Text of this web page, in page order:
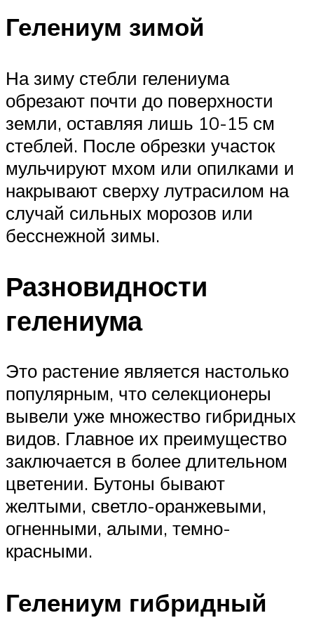
Гелениум зимой
На зиму стебли гелениума
обрезают почти до поверхности
земли, оставляя лишь 10-15 см
стеблей. После обрезки участок
мульчируют мхом или опилками и
накрывают сверху лутрасилом на
случай сильных морозов или
бесснежной зимы.
Разновидности
гелениума
Это растение является настолько
популярным, что селекционеры
вывели уже множество гибридных
видов. Главное их преимущество
заключается в более длительном
цветении. Бутоны бывают
желтыми, светло-оранжевыми,
огненными, алыми, темно-
красными.
Гелениум гибридный